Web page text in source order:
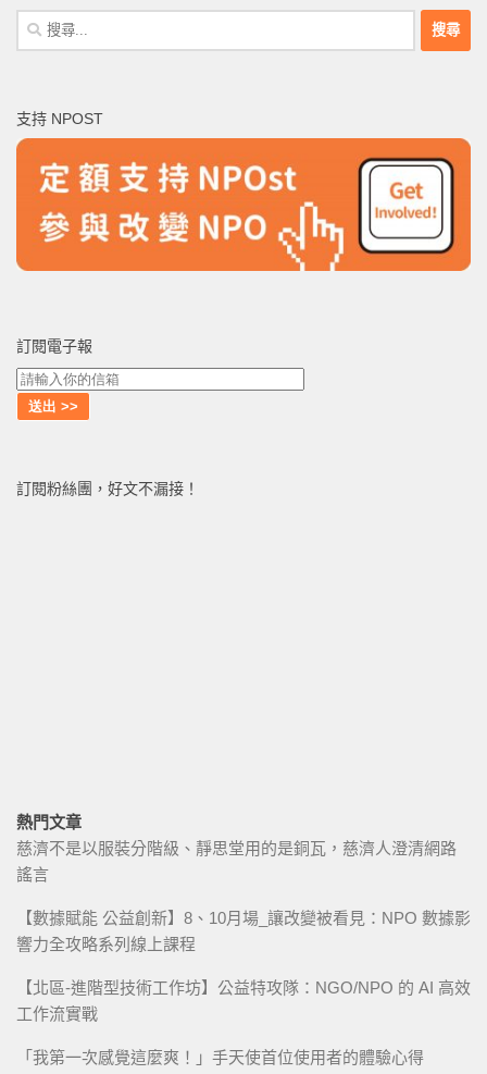
搜
尋
字:
支持 NPOST
訂閱電子報
訂閱粉絲團，好文不漏接！
熱門文章
慈濟不是以服裝分階級、靜思堂用的是銅瓦，慈濟人澄清網路
謠言
【數據賦能 公益創新】8、10月場_讓改變被看見：NPO 數據影
響力全攻略系列線上課程
【北區-進階型技術工作坊】公益特攻隊：NGO/NPO 的 AI 高效
工作流實戰
「我第一次感覺這麼爽！」手天使首位使用者的體驗心得